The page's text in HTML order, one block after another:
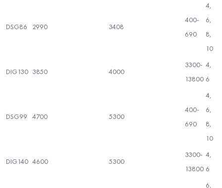
DSG86 2990 3408
400-
690
4,
6,
8,
10
DIG130 3850 4000
3300-
13800
4,
6
DSG99 4700 5300
400-
690
4,
6,
8,
10
DIG140 4600 5300
3300-
13800
4,
6
6,